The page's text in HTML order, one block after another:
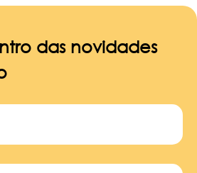
das novidades